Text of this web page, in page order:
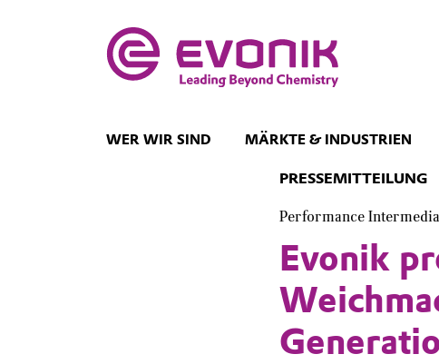
WER WIR SIND MÄRKTE & INDUSTRIEN
PRESSEMITTEILUNG
Performance
Evonik